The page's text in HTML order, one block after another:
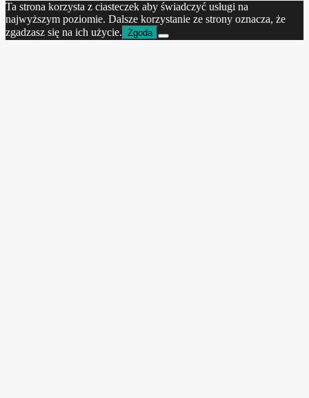
Ta strona korzysta z ciasteczek aby świadczyć usługi na
najwyższym poziomie. Dalsze korzystanie ze strony oznacza, że
zgadzasz się na ich użycie. Zgoda